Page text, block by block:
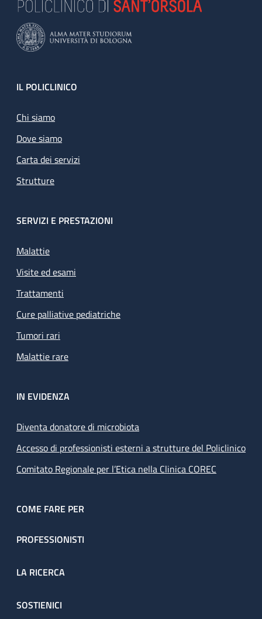
Footer
IL POLICLINICO
Chi siamo
Dove siamo
Carta dei servizi
Strutture
SERVIZI E PRESTAZIONI
Malattie
Visite ed esami
Trattamenti
Cure palliative pediatriche
Tumori rari
Malattie rare
IN EVIDENZA
Diventa donatore di microbiota
Accesso di professionisti esterni a strutture del Policlinico
Comitato Regionale per l’Etica nella Clinica COREC
COME FARE PER
PROFESSIONISTI
LA RICERCA
SOSTIENICI